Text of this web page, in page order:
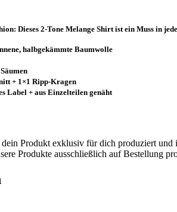
Dieses 2-Tone Melange Shirt ist ein Muss in
halbgekämmte Baumwolle
+ 1×1 Ripp-Kragen
Label + aus Einzelteilen genäht
Produkt exklusiv für dich produziert
Produkte ausschließlich auf Bestellung